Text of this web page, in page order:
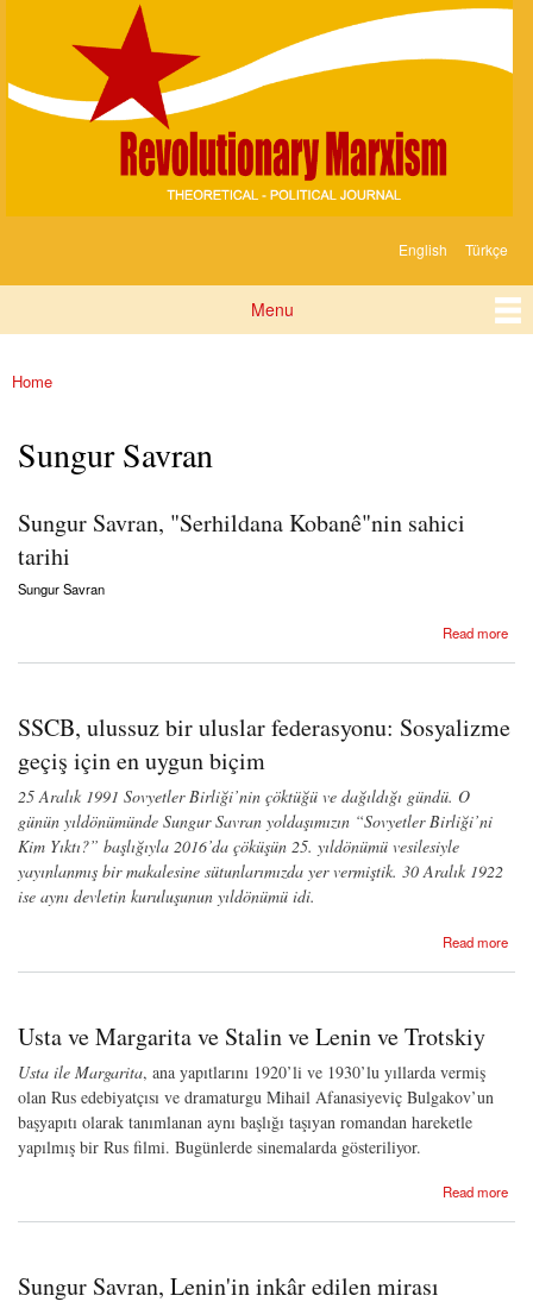
content
Marksizm
English Türkçe
Menu
You are here
Home
Sungur Savran
Sungur Savran, "Serhildana Kobanê"nin sahici
tarihi
Sungur Savran
Read more
SSCB, ulussuz bir uluslar federasyonu: Sosyalizme
geçiş için en uygun biçim
25 Aralık 1991 Sovyetler Birliği’nin çöktüğü ve dağıldığı gündü. O
günün yıldönümünde Sungur Savran yoldaşımızın “Sovyetler Birliği’ni
Kim Yıktı?” başlığıyla 2016’da çöküşün 25. yıldönümü vesilesiyle
yayınlanmış bir makalesine sütunlarımızda yer vermiştik. 30 Aralık 1922
ise aynı devletin kuruluşunun yıldönümü idi.
Read more
about SSCB, ulussuz bir uluslar federasyonu: Sosyalizme geçiş için en uygun biçim
Usta ve Margarita ve Stalin ve Lenin ve Trotskiy
Usta ile Margarita, ana yapıtlarını 1920’li ve 1930’lu yıllarda vermiş
olan Rus edebiyatçısı ve dramaturgu Mihail Afanasiyeviç Bulgakov’un
başyapıtı olarak tanımlanan aynı başlığı taşıyan romandan hareketle
yapılmış bir Rus filmi. Bugünlerde sinemalarda gösteriliyor.
Read more
Sungur Savran, Lenin'in inkâr edilen mirası